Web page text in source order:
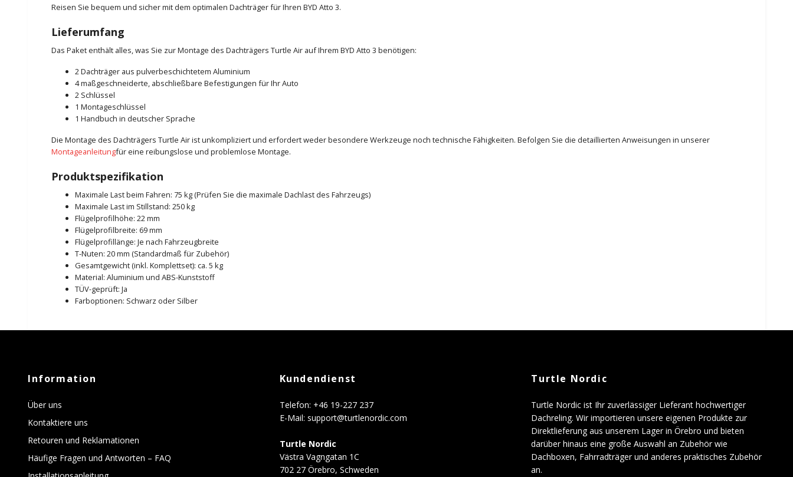
Reisen Sie bequem und sicher mit dem optimalen Dachträger für Ihren BYD Atto 3.
Lieferumfang
Das Paket enthält alles, was Sie zur Montage des Dachträgers Turtle Air auf Ihrem BYD Atto 3 benötigen:
2 Dachträger aus pulverbeschichtetem Aluminium
4 maßgeschneiderte, abschließbare Befestigungen für Ihr Auto
2 Schlüssel
1 Montageschlüssel
1 Handbuch in deutscher Sprache
Die Montage des Dachträgers Turtle Air ist unkompliziert und erfordert weder besondere Werkzeuge noch technische Fähigkeiten. Befolgen Sie die detaillierten Anweisungen in unserer
Montageanleitungfür eine reibungslose und problemlose Montage.
Produktspezifikation
Maximale Last beim Fahren: 75 kg (Prüfen Sie die maximale Dachlast des Fahrzeugs)
Maximale Last im Stillstand: 250 kg
Flügelprofilhöhe: 22 mm
Flügelprofilbreite: 69 mm
Flügelprofillänge: Je nach Fahrzeugbreite
T-Nuten: 20 mm (Standardmaß für Zubehör)
Gesamtgewicht (inkl. Komplettset): ca. 5 kg
Material: Aluminium und ABS-Kunststoff
TÜV-geprüft: Ja
Farboptionen: Schwarz oder Silber
Information
Über uns
Kontaktiere uns
Retouren und Reklamationen
Häufige Fragen und Antworten – FAQ
Kundendienst
Telefon: +46 19-227 237
E-Mail: support@turtlenordic.com
Turtle Nordic
Västra Vagngatan 1C
702 27 Örebro, Schweden
Turtle Nordic
Turtle Nordic ist Ihr zuverlässiger Lieferant hochwertiger
Dachreling. Wir importieren unsere eigenen Produkte zur
Direktlieferung aus unserem Lager in Örebro und bieten
darüber hinaus eine große Auswahl an Zubehör wie
Dachboxen, Fahrradträger und anderes praktisches Zubehör
an.